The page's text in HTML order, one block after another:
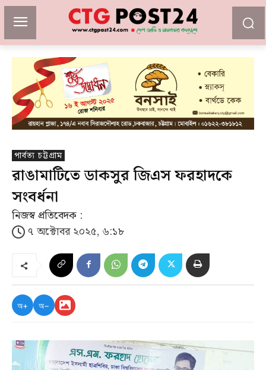
পার্বত্য চট্টগ্রাম
রাঙামাটিতে ডাকসুর জিএস ফরহাদকে
সংবর্ধনা
নিজস্ব প্রতিবেদক :
৭ অক্টোবর ২০২৫, ৬:১৮
অ+ অ−